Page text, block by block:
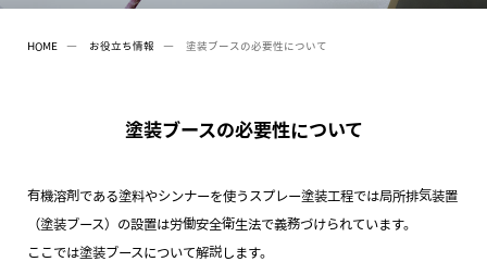
HOME お役立ち情報 塗装ブースの必要性について
塗装ブースの必要性について
有機溶剤である塗料やシンナーを使うスプレー塗装工程では局所排気装置
（塗装ブース）の設置は労働安全衛生法で義務づけられています。
ここでは塗装ブースについて解説します。